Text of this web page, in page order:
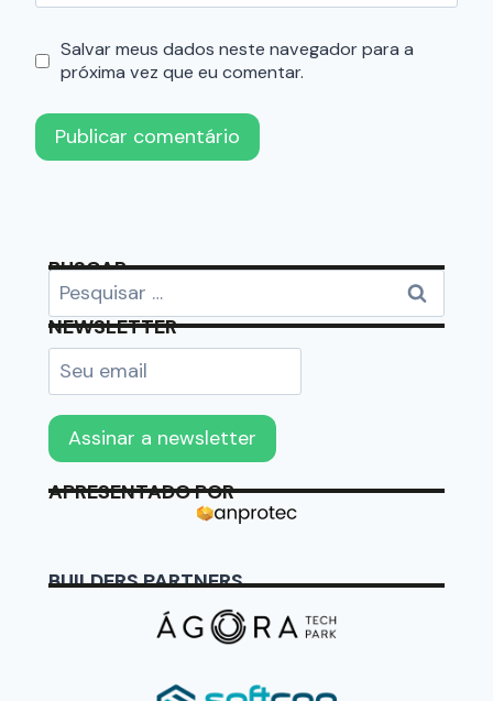
Salvar meus dados neste navegador para a
próxima vez que eu comentar.
BUSCAR
NEWSLETTER
APRESENTADO POR
BUILDERS PARTNERS